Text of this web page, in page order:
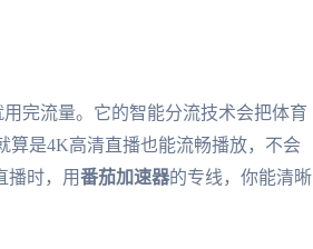
完流量。它的智能分流技术会把体育
算是4K高清直播也能流畅播放，不会
播时，用番茄加速器的专线，你能清晰